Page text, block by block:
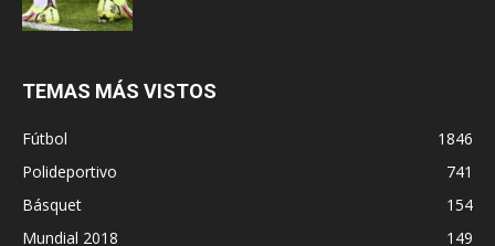
TEMAS MÁS VISTOS
Fútbol
1846
Polideportivo
741
Básquet
154
Mundial 2018
149